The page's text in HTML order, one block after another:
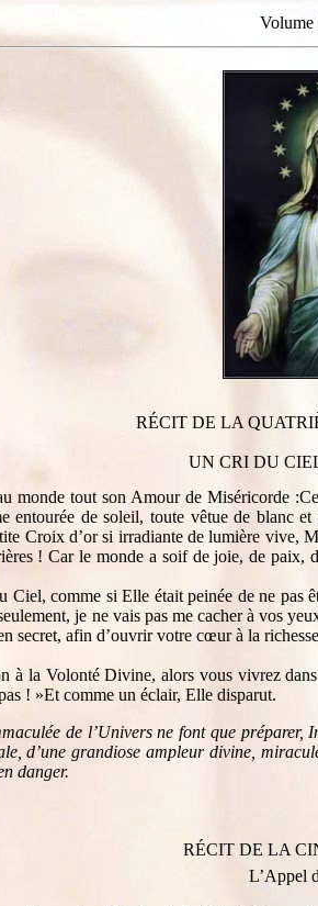
Volume
RÉCIT DE LA
UN CRI DU
monde tout son Amour de Miséricorde
entourée de soleil, toute vêtue de blanc
Croix d’or si irradiante de lumière
! Car le monde a soif de joie, de
comme si Elle était peinée de ne
je ne vais pas me cacher à vos
secret, afin d’ouvrir votre cœur à la
à la Volonté Divine, alors vous vivrez
! »Et comme un éclair, Elle disparut.
de l’Univers ne font que
d’une grandiose ampleur divine,
danger.
RÉCIT DE LA
L’Appel